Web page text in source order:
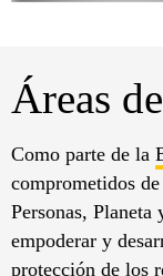
Áreas
Como parte de la
comprometidos
Personas,
empoderar y
protección de los